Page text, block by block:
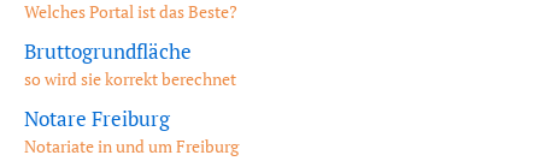
Welches Portal ist das Beste?
Bruttogrundfläche
so wird sie korrekt berechnet
Notare Freiburg
Notariate in und um Freiburg